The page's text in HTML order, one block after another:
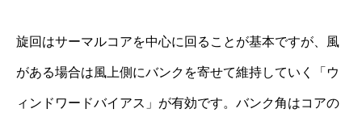
旋回はサーマルコアを中心に回ることが基本ですが、風
がある場合は風上側にバンクを寄せて維持していく「ウ
ィンドワードバイアス」が有効です。バンク角はコアの